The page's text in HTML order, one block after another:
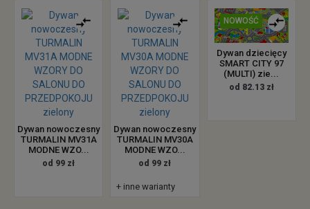
Dywan nowoczesny
TURMALIN MV31A
MODNE WZO...
od 99 zł
Dywan nowoczesny
TURMALIN MV30A
MODNE WZO...
od 99 zł
+ inne warianty
NOWOŚĆ
Dywan dziecięcy
SMART CITY 97
(MULTI) zie...
od 82.13 zł